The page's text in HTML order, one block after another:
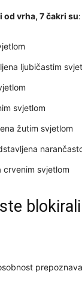
od vrha, 7 čakri su:
ljubičastim
svjetlom
žutim svjetlom
crvenim svjetlom